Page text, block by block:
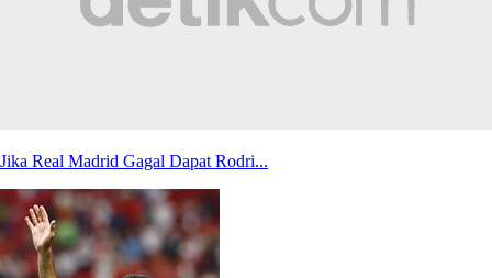
Jika Real Madrid Gagal Dapat Rodri...